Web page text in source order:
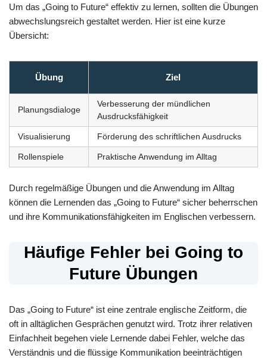
Um das „Going to Future“ effektiv zu lernen, sollten die Übungen
abwechslungsreich gestaltet werden. Hier ist eine kurze
Übersicht:
Übung Ziel
Planungsdialoge
Verbesserung der mündlichen
Ausdrucksfähigkeit
Visualisierung Förderung des schriftlichen Ausdrucks
Rollenspiele Praktische Anwendung im Alltag
Durch regelmäßige Übungen und die Anwendung im Alltag
können die Lernenden das „Going to Future“ sicher beherrschen
und ihre Kommunikationsfähigkeiten im Englischen verbessern.
Häufige Fehler bei Going to
Future Übungen
Das „Going to Future“ ist eine zentrale englische Zeitform, die
oft in alltäglichen Gesprächen genutzt wird. Trotz ihrer relativen
Einfachheit begehen viele Lernende dabei Fehler, welche das
Verständnis und die flüssige Kommunikation beeinträchtigen